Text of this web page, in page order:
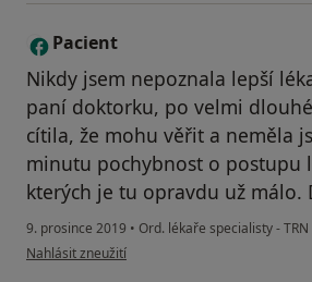
P Pacient
Nikdy jsem nepoznala lepší
paní doktorku, po velmi
cítila, že mohu věřit a neměla
minutu pochybnost o postupu
kterých je tu opravdu už málo.
9. prosince 2019 • Ord. lékaře specialisty - TRN
podle názoru uživatele Pacient
Nahlásit zneužití